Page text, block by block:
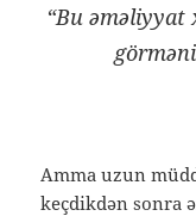
“Bu
Amma uzun
keçdikdən sonra